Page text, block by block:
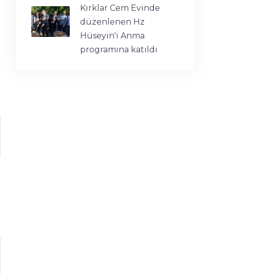
Kırklar Cem Evinde
düzenlenen Hz
Hüseyin'i Anma
programına katıldı